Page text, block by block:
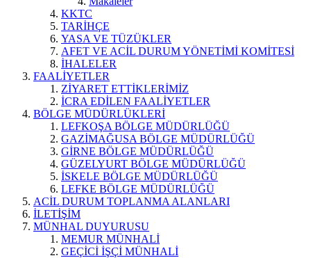
KKTC
TARİHÇE
YASA VE TÜZÜKLER
AFET VE ACİL DURUM YÖNETİMİ KOMİTESİ
İHALELER
FAALİYETLER
ZİYARET ETTİKLERİMİZ
İCRA EDİLEN FAALİYETLER
BÖLGE MÜDÜRLÜKLERİ
LEFKOŞA BÖLGE MÜDÜRLÜĞÜ
GAZİMAĞUSA BÖLGE MÜDÜRLÜĞÜ
GİRNE BÖLGE MÜDÜRLÜĞÜ
GÜZELYURT BÖLGE MÜDÜRLÜĞÜ
İSKELE BÖLGE MÜDÜRLÜĞÜ
LEFKE BÖLGE MÜDÜRLÜĞÜ
ACİL DURUM TOPLANMA ALANLARI
İLETİŞİM
MÜNHAL DUYURUSU
MEMUR MÜNHALİ
GEÇİCİ İŞÇİ MÜNHALİ